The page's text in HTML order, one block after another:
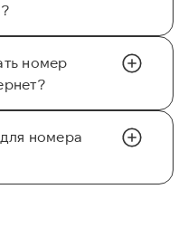
номер
номера